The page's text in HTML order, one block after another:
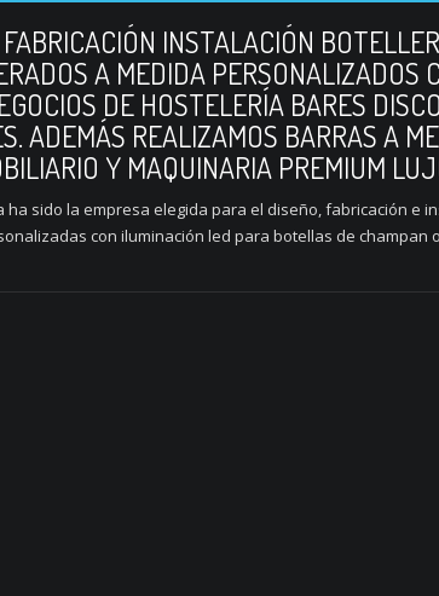
INSTALACIÓN
A MEDIDA PERSONALIZADOS
DE HOSTELERÍA BARES
ADEMÁS REALIZAMOS BARRAS A
Y MAQUINARIA PREMIUM
ha sido la empresa elegida para el diseño, fabricación e
con iluminación led para botellas de champan